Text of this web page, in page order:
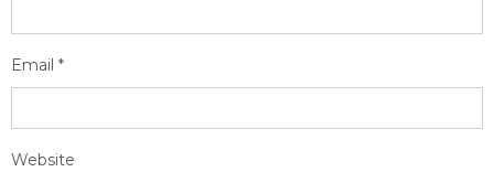
Email *
Website